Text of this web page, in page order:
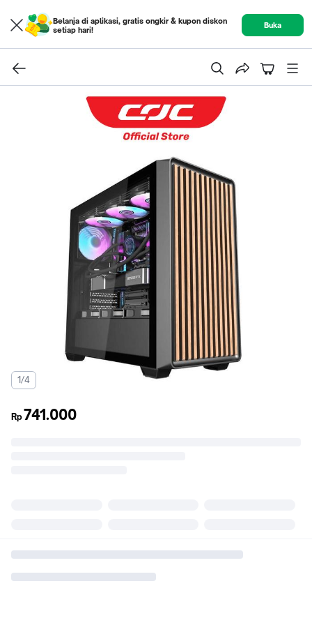
Belanja di aplikasi, gratis ongkir & kupon diskon
setiap hari!
Buka
1/4
Rp741.000